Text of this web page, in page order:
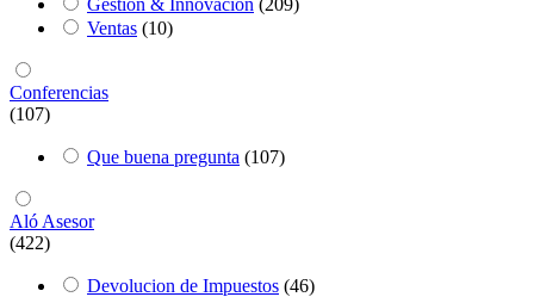
Gestión & Innovación (209)
Ventas (10)
Conferencias
(107)
Que buena pregunta (107)
Aló Asesor
(422)
Devolucion de Impuestos (46)